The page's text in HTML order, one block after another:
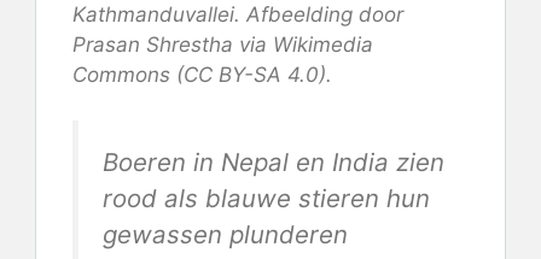
Kathmanduvallei. Afbeelding door
Prasan Shrestha via Wikimedia
Commons (CC BY-SA 4.0).
Boeren in Nepal en India zien
rood als blauwe stieren hun
gewassen plunderen